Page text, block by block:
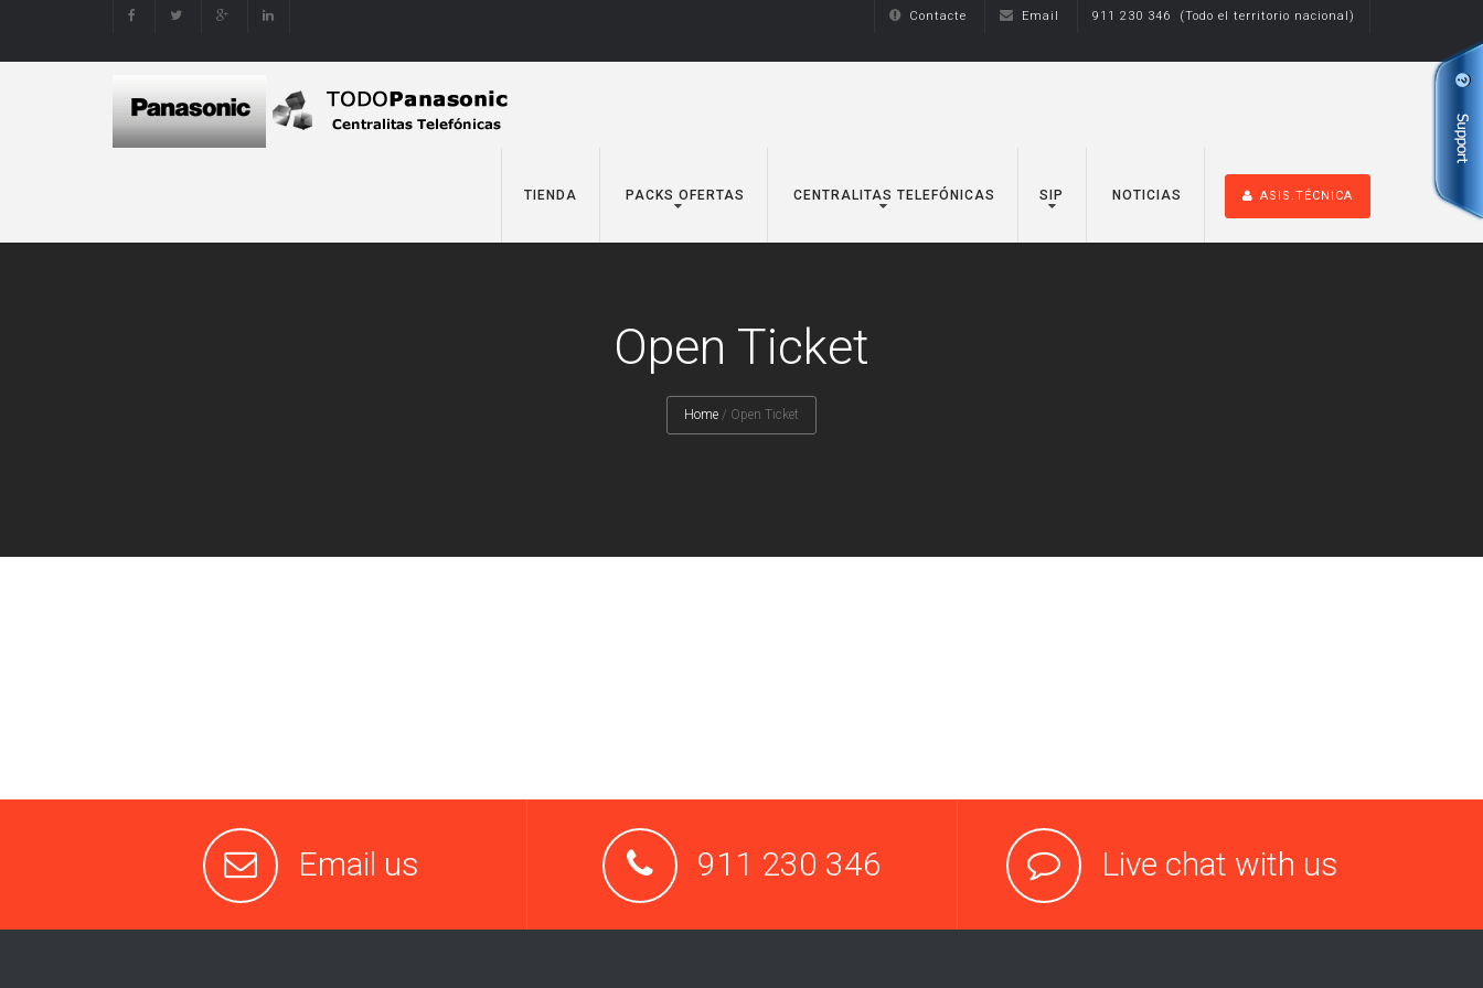
Contacte Email 911 230 346 (Todo el territorio nacional)
TIENDA PACKS OFERTAS CENTRALITAS TELEFÓNICAS SIP NOTICIAS ASIS.TÉCNICA
Open Ticket
Home / Open Ticket
Email us 911 230 346 Live chat with us